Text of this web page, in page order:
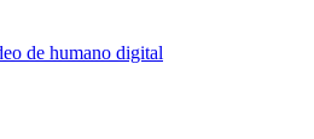
de humano digital